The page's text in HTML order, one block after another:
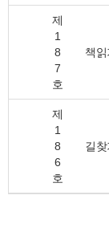
제
1
8
7
호
책읽
제
1
8
6
호
길찾